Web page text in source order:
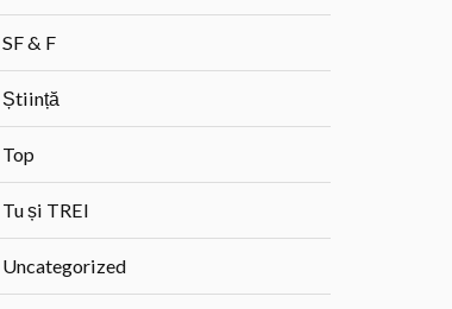
SF & F
Știință
Top
Tu și TREI
Uncategorized